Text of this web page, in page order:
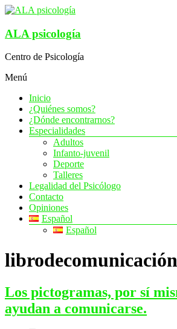
Saltar
contenido
ALA psicología
Centro de Psicología
Menú
Inicio
¿Quiénes somos?
¿Dónde encontrarnos?
Especialidades
Adultos
Infanto-juvenil
Deporte
Talleres
Legalidad del Psicólogo
Contacto
Opiniones
Español
Español
librodecomunicación
Los pictogramas, por sí
ayudan a comunicarse.